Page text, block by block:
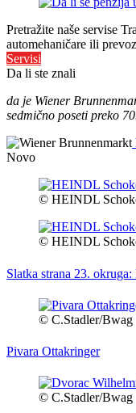
Pretražite naše servise
automehaničare ili
Servisi
Da li ste znali
da je Wiener
sedmično poseti preko
Novo
© HEINDL
© HEINDL
Slatka strana 23.
© C.Stadler/Bwag
Pivara Ottakringer
© C.Stadler/Bwag